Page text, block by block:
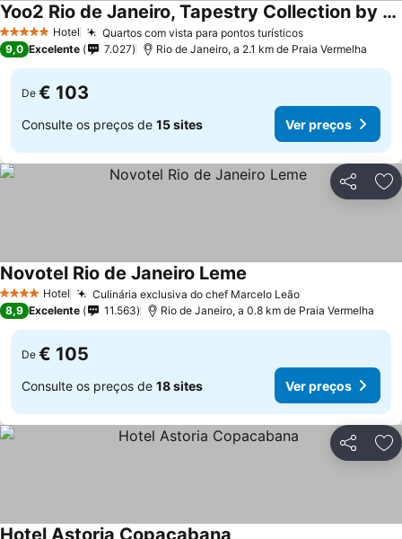
5 Estrelas Hotel Quartos com vista para pontos turísticos
Yoo2 Rio de Janeiro, Tapestry Collection by Hilton
9,0 Excelente 7.027 Rio de Janeiro, a 2.1 km de Praia Vermelha
De € 103
Consulte os preços de 15 sites Ver preços
Partilhar
4 EstrelasHotel Culinária exclusiva do chef Marcelo Leão
Novotel Rio de Janeiro Leme
8,9 Excelente 11.563 Rio de Janeiro, a 0.8 km de Praia Vermelha
De € 105
Consulte os preços de 18 sites Ver preços
Partilhar
Hotel Astoria Copacabana